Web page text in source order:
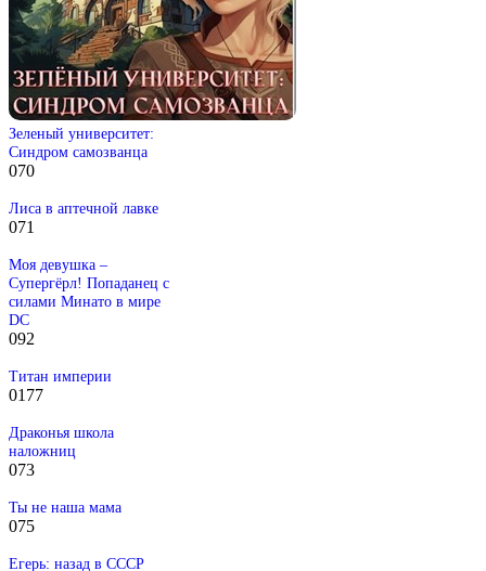
Зеленый университет:
Синдром самозванца
070
Лиса в аптечной лавке
071
Моя девушка –
Супергёрл! Попаданец с
силами Минато в мире
DC
092
Титан империи
0177
Драконья школа
наложниц
073
Ты не наша мама
075
Егерь: назад в СССР